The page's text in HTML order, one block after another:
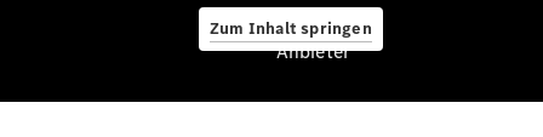
Zum Inhalt springen
Anbieter